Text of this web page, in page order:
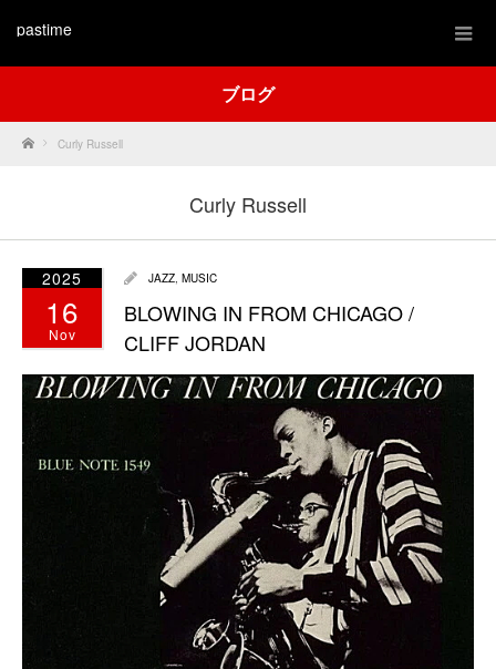
pastime
ブログ
Home Curly Russell
Curly Russell
2025
16
Nov
JAZZ, MUSIC
BLOWING IN FROM CHICAGO /
CLIFF JORDAN